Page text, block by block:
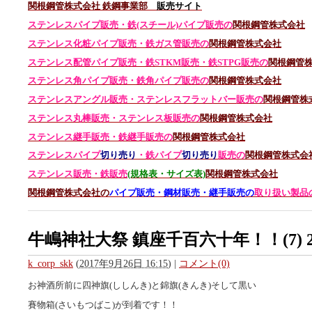
関根鋼管株式会社 鉄鋼事業部 販売サイト
ステンレスパイプ販売・鉄(スチール)パイプ販売の関根鋼管株式会社
ステンレス化粧パイプ販売・鉄ガス管販売の関根鋼管株式会社
ステンレス配管パイプ販売・鉄STKM販売・鉄STPG販売の関根鋼管
ステンレス角パイプ販売・鉄角パイプ販売の関根鋼管株式会社
ステンレスアングル販売・ ステンレスフラットバー販売の関根鋼管株
ステンレス丸棒販売・ ステンレス板販売の関根鋼管株式会社
ステンレス継手販売・鉄継手販売の関根鋼管株式会社
ステンレスパイプ切り売り ・鉄パイプ切り売り販売の関根鋼管株式会
ステンレス販売・鉄販売(規格表・サイズ表)関根鋼管株式会社
関根鋼管株式会社のパイプ販売・鋼材販売・継手販売の取り扱い製品
牛嶋神社大祭 鎮座千百六十年！！(7)
k_corp_skk (2017年9月26日 16:15) | コメント(0)
お神酒所前に四神旗(ししんき)と錦旗(きんき)そして黒い
賽物箱(さいもつばこ)が到着です！！